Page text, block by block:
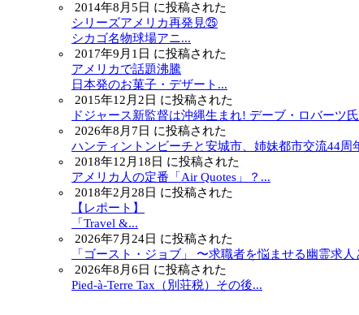
2014年8月5日 に投稿された
シリーズアメリカ再発見㉕
シカゴ名物球場アニ...
2017年9月1日 に投稿された
アメリカで話題沸騰
日本発のお菓子・デザート...
2015年12月2日 に投稿された
ドジャース新監督は沖縄生まれ! デーブ・ロバーツ
2026年8月7日 に投稿された
ハンティントンビーチと安城市、姉妹都市交流44周
2018年12月18日 に投稿された
アメリカ人の定番「Air Quotes」？...
2018年2月28日 に投稿された
【レポート】
「Travel &...
2026年7月24日 に投稿された
「ゴースト・ジョブ」 〜求職者を悩ませる幽霊求人
2026年8月6日 に投稿された
Pied-à-Terre Tax（別荘税）その後...